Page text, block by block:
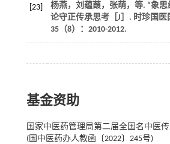
[23] 杨燕，刘蕴葭，张萌， 等. “象
论守正传承思考［J］. 时珍国医
35（8）：2010-2012.
基金资助
国家中医药管理局第二届全国名中医
(国中医药办人教函〔2022〕245号)